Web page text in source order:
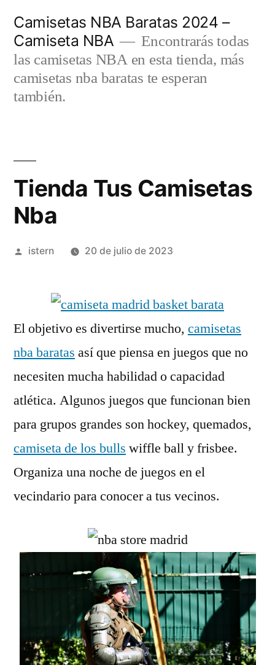
contenido
Camisetas NBA Baratas 2024 –
Camiseta NBA
Encontrarás todas
las camisetas NBA en esta tienda, más
camisetas nba baratas te esperan
también.
Tienda Tus Camisetas
Nba
Publicado
istern 20 de julio de 2023
El objetivo es divertirse mucho, camisetas
nba baratas así que piensa en juegos que no
necesiten mucha habilidad o capacidad
atlética. Algunos juegos que funcionan bien
para grupos grandes son hockey, quemados,
camiseta de los bulls wiffle ball y frisbee.
Organiza una noche de juegos en el
vecindario para conocer a tus vecinos.